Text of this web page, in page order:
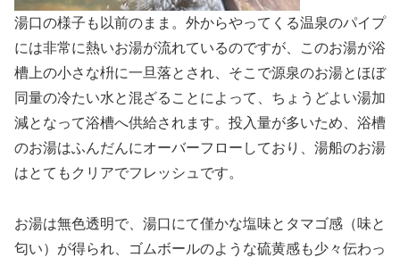
湯口の様子も以前のまま。外からやってくる温泉のパイプ
には非常に熱いお湯が流れているのですが、このお湯が浴
槽上の小さな枡に一旦落とされ、そこで源泉のお湯とほぼ
同量の冷たい水と混ざることによって、ちょうどよい湯加
減となって浴槽へ供給されます。投入量が多いため、浴槽
のお湯はふんだんにオーバーフローしており、湯船のお湯
はとてもクリアでフレッシュです。
お湯は無色透明で、湯口にて僅かな塩味とタマゴ感（味と
匂い）が得られ、ゴムボールのような硫黄感も少々伝わっ